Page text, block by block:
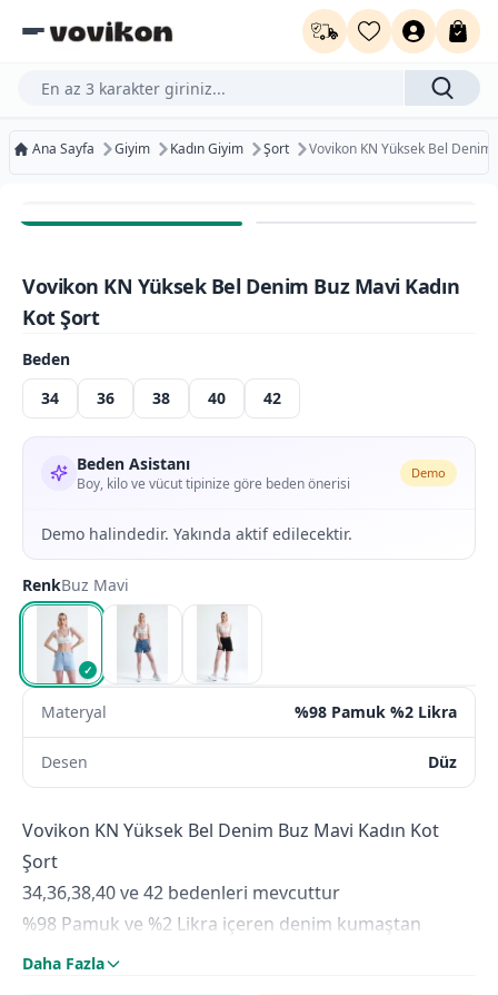
Ürün, kategori veya marka ara...
Ana Sayfa Giyim Kadın Giyim Şort Vovikon KN Yüksek Bel Denim
Ücretsiz Kargo
Ücretsiz İade
Vovikon KN Yüksek Bel Denim Buz Mavi Kadın
Kot Şort
Beden
34
36 38 40 42
Beden Asistanı
Boy, kilo ve vücut tipinize göre beden önerisi
Demo
Demo halindedir. Yakında aktif edilecektir.
RenkBuz Mavi
✓
Materyal %98 Pamuk %2 Likra
Desen Düz
Vovikon KN Yüksek Bel Denim Buz Mavi Kadın Kot
Şort
34,36,38,40 ve 42 bedenleri mevcuttur
%98 Pamuk ve %2 Likra içeren denim kumaştan
üretilmiştir
Daha Fazla